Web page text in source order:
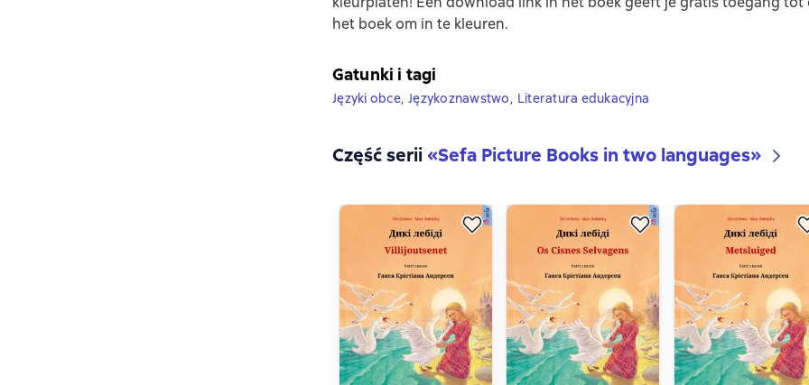
het boek om in te kleuren.
Gatunki i tagi
Języki obce, Językoznawstwo, Literatura edukacyjna
Część serii«Sefa Picture Books in two languages»